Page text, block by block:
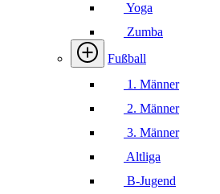
Yoga
Zumba
Fußball
1. Männer
2. Männer
3. Männer
Altliga
B-Jugend